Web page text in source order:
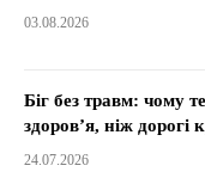
03.08.2026
Біг без травм: чому
здоров’я, ніж дорогі
24.07.2026